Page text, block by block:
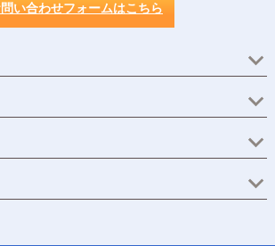
い合わせフォームはこちら